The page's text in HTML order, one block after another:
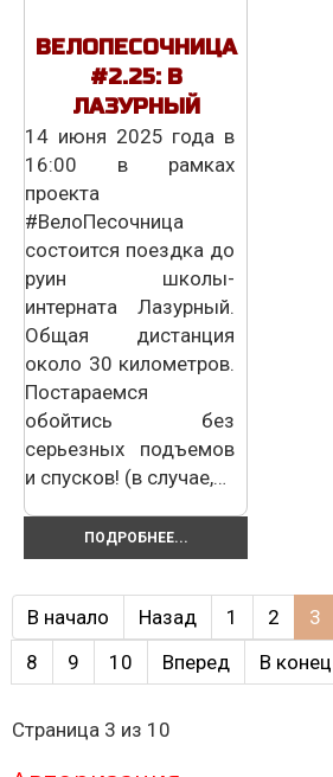
ВЕЛОПЕСОЧНИЦА
#2.25: В
ЛАЗУРНЫЙ
14 июня 2025 года в
16:00 в рамках
проекта
#ВелоПесочница
состоится поездка до
руин школы-
интерната Лазурный.
Общая дистанция
около 30 километров.
Постараемся
обойтись без
серьезных подъемов
и спусков! (в случае,…
ПОДРОБНЕЕ...
В начало Назад 1 2 3
8
9 10 Вперед В конец
Страница 3 из 10